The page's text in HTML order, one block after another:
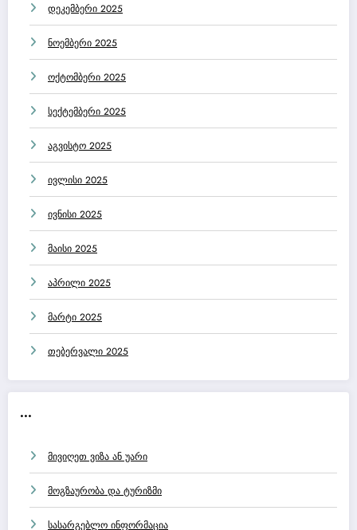
დეკემბერი 2025
ნოემბერი 2025
ოქტომბერი 2025
სექტემბერი 2025
აგვისტო 2025
ივლისი 2025
ივნისი 2025
მაისი 2025
აპრილი 2025
მარტი 2025
თებერვალი 2025
...
მივიღეთ ვიზა ან უარი
მოგზაურობა და ტურიზმი
სასარგებლო ინფორმაცია